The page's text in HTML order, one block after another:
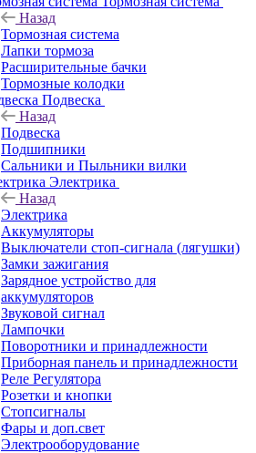
Назад
Тормозная система
Лапки тормоза
Расширительные бачки
Тормозные колодки
Подвеска
Назад
Подвеска
Подшипники
Сальники и Пыльники вилки
Электрика
Назад
Электрика
Аккумуляторы
Выключатели стоп-сигнала (лягушки)
Замки зажигания
Зарядное устройство для
аккумуляторов
Звуковой сигнал
Лампочки
Поворотники и принадлежности
Приборная панель и принадлежности
Реле Регулятора
Розетки и кнопки
Стопсигналы
Фары и доп.свет
Электрооборудование